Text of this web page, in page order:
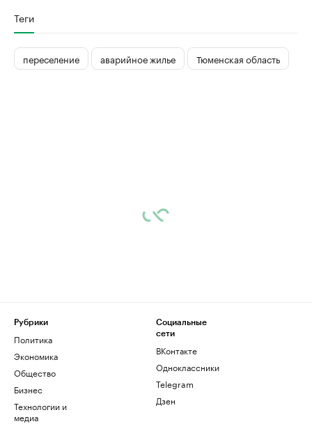
Теги
переселение аварийное жилье Тюменская область
Рубрики
Политика
Экономика
Общество
Бизнес
Технологии и
медиа
Социальные
сети
ВКонтакте
Одноклассники
Telegram
Дзен